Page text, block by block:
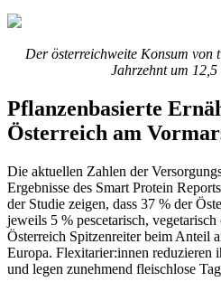
Der österreichweite Konsum von
Jahrzehnt um 12,5
Pflanzenbasierte
Österreich am
Die aktuellen Zahlen der
Ergebnisse des Smart Protein
der Studie zeigen, dass 37 % der
jeweils 5 % pescetarisch,
Österreich Spitzenreiter beim Anteil
Europa. Flexitarier:innen reduzieren
und legen zunehmend fleischlose